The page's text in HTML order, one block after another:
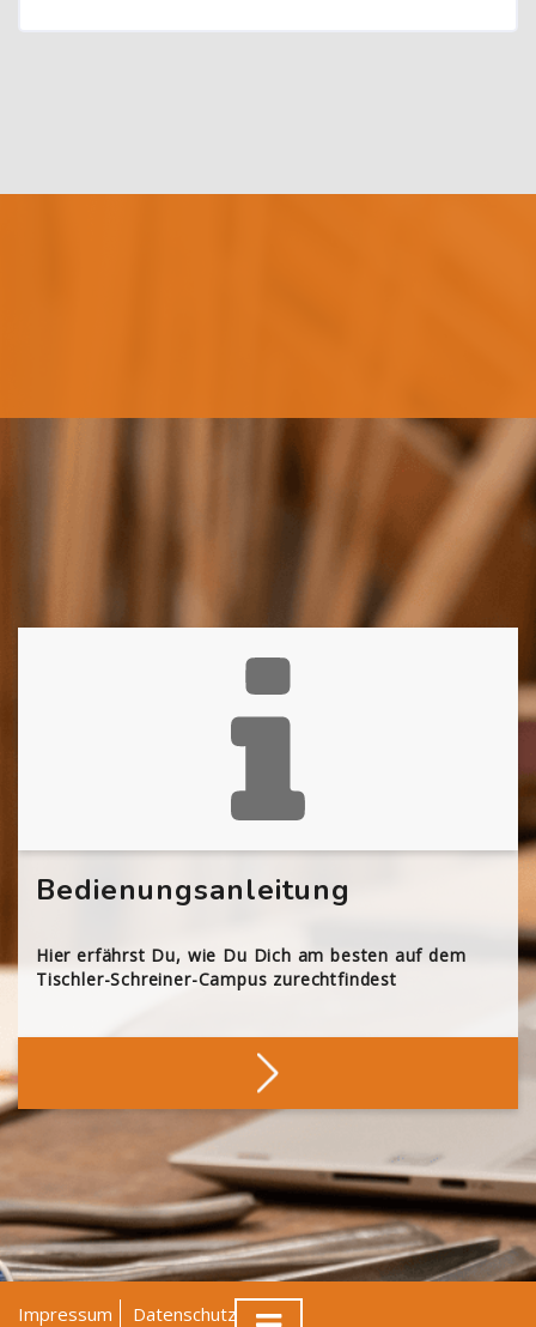
Bedienungsanleitung
Hier erfährst Du, wie Du Dich am besten auf dem
Tischler-Schreiner-Campus zurechtfindest
Impressum Datenschutz AGB